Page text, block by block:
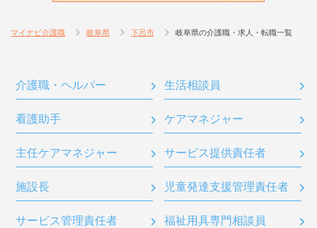
マイナビ介護職 岐阜県 下呂市 岐阜県の介護職・求人・転職一覧
介護職・ヘルパー 生活相談員
看護助手 ケアマネジャー
主任ケアマネジャー サービス提供責任者
施設長 児童発達支援管理責任者
サービス管理責任者 福祉用具専門相談員